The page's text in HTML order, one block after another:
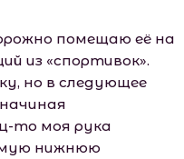
помещаю её на
из «спортивок».
но в следующее
то моя рука
нижнюю